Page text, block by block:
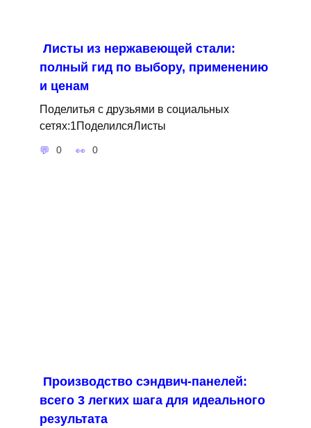
Листы из нержавеющей стали:
полный гид по выбору, применению
и ценам
Поделитья с друзьями в социальных
сетях:1ПоделилсяЛисты
0 0
Производство сэндвич-панелей:
всего 3 легких шага для идеального
результата